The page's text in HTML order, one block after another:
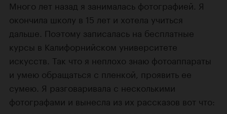
Много лет назад я занималась фотографией. Я
окончила школу в 15 лет и хотела учиться
дальше. Поэтому записалась на бесплатные
курсы в Калифорнийском университете
искусств. Так что я неплохо знаю фотоаппараты
и умею обращаться с пленкой, проявить ее
сумею. Я разговаривала с несколькими
фотографами и вынесла из их рассказов вот что: